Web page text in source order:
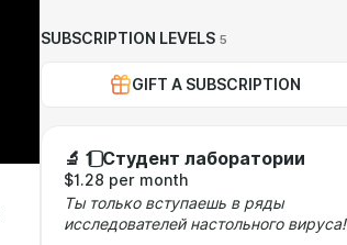
SUBSCRIPTION LEVELS 5
GIFT A SUBSCRIPTION
🔬 1️⃣ Студент лаборатории
$1.28 per month
Ты только вступаешь в ряды
исследователей настольного вируса!